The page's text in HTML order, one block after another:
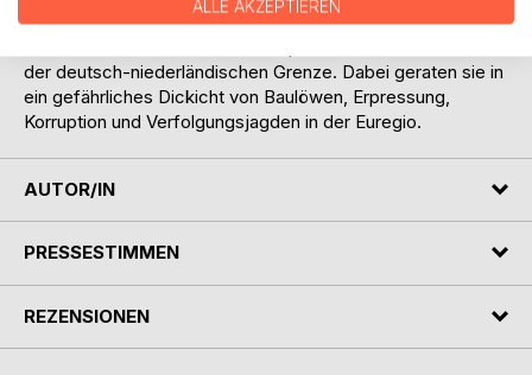
Kommissare des GPT (Grenzüberschreitendes
der deutsch-niederländischen Grenze. Dabei geraten sie in
ein gefährliches Dickicht von Baulöwen, Erpressung,
Korruption und Verfolgungsjagden in der Euregio.
AUTOR/IN
PRESSESTIMMEN
REZENSIONEN
ALLE AKZEPTIEREN